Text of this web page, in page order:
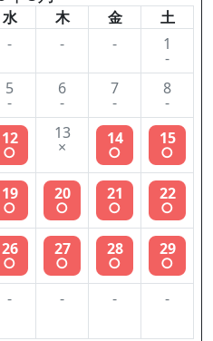
水 木 金
土
- - - 1
-
5
-
6
-
7
-
8
-
12
○
13
× 14
○
15
○
19
○
20
○
21
○
22
○
26
○
27
○
28
○
29
○
- - - -